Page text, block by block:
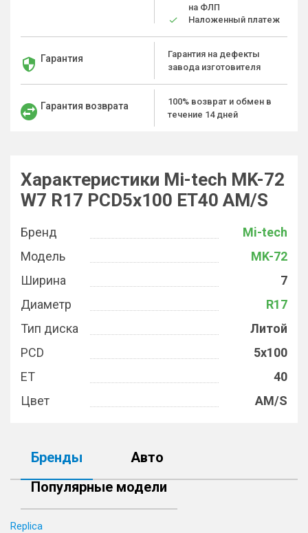
на ФЛП
Наложенный платеж
Гарантия
Гарантия на дефекты
завода изготовителя
Гарантия возврата
100% возврат и обмен в
течение 14 дней
Характеристики Mi-tech MK-72
W7 R17 PCD5x100 ET40 AM/S
Бренд
Mi-tech
Модель
MK-72
Ширина
7
Диаметр
R17
Тип диска
Литой
PCD
5x100
ET
40
Цвет
AM/S
Бренды
Авто
Популярные модели
Replica